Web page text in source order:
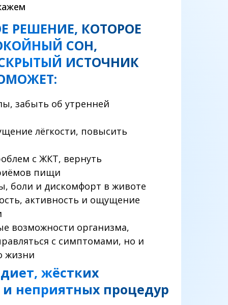
РЕШЕНИЕ, КОТОРОЕ
СОН,
ИСТОЧНИК
жёстких
неприятных процедур
забыть об утренней
лёгкости, повысить
с ЖКТ, вернуть
пищи
боли и дискомфорт в животе
активность и ощущение
возможности организма,
с симптомами, но и
жизни